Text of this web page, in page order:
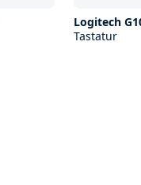
Logitech
Tastatur